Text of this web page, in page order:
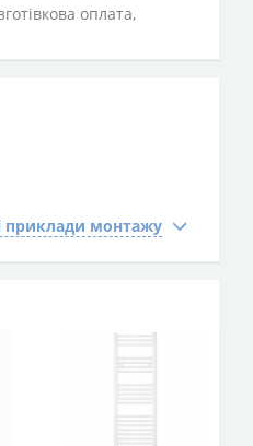
оплата,
приклади монтажу